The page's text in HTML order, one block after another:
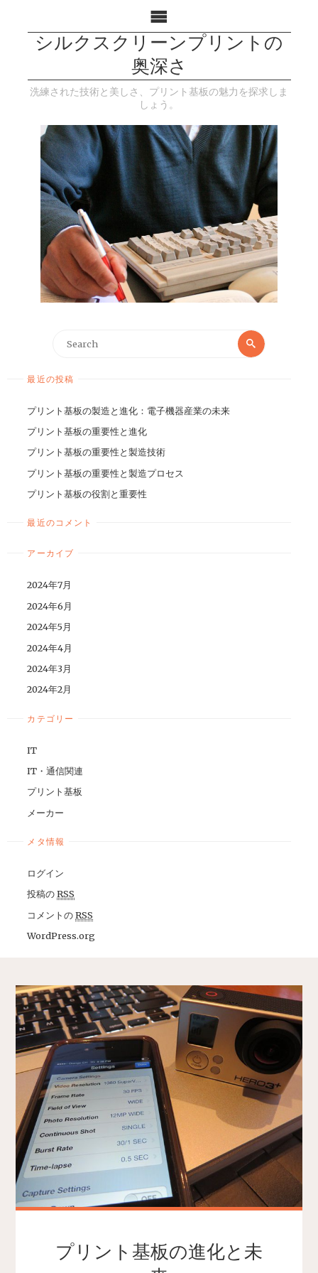
シルクスクリーンプリントの
奥深さ
洗練された技術と美しさ、プリント基板の魅力を探求しま
しょう。
最近の投稿
プリント基板の製造と進化：電子機器産業の未来
プリント基板の重要性と進化
プリント基板の重要性と製造技術
プリント基板の重要性と製造プロセス
プリント基板の役割と重要性
最近のコメント
アーカイブ
2024年7月
2024年6月
2024年5月
2024年4月
2024年3月
2024年2月
カテゴリー
IT
IT・通信関連
プリント基板
メーカー
メタ情報
ログイン
投稿のRSS
コメントのRSS
WordPress.org
プリント基板の進化と未